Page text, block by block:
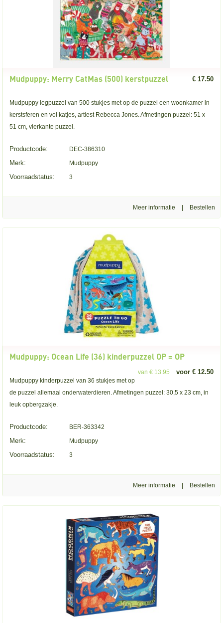
Mudpuppy: Merry CatMas (500) kerstpuzzel € 17.50
Mudpuppy legpuzzel van 500 stukjes met op de puzzel een woonkamer in
kerstsferen en vol katjes, artiest Rebecca Jones. Afmetingen puzzel: 51 x
51 cm, vierkante puzzel.
Productcode: DEC-386310
Merk: Mudpuppy
Voorraadstatus: 3
Meer informatie
Mudpuppy: Ocean Life (36) kinderpuzzel OP = OP
voor € 12.50
van € 13.95
Mudpuppy kinderpuzzel van 36 stukjes met op
de puzzel allemaal onderwaterdieren. Afmetingen puzzel: 30,5 x 23 cm, in
leuk opbergzakje.
Productcode: BER-363342
Merk: Mudpuppy
Voorraadstatus: 3
Meer informatie